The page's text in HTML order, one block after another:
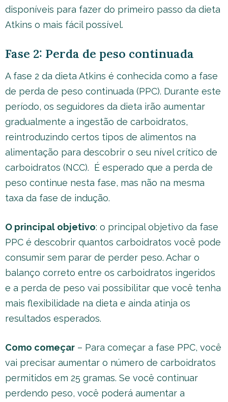
disponíveis para fazer do primeiro passo da dieta
Atkins o mais fácil possível.
Fase 2: Perda de peso continuada
A fase 2 da dieta Atkins é conhecida como a fase
de perda de peso continuada (PPC). Durante este
período, os seguidores da dieta irão aumentar
gradualmente a ingestão de carboidratos,
reintroduzindo certos tipos de alimentos na
alimentação para descobrir o seu nível crítico de
carboidratos (NCC). É esperado que a perda de
peso continue nesta fase, mas não na mesma
taxa da fase de indução.
O principal objetivo: o principal objetivo da fase
PPC é descobrir quantos carboidratos você pode
consumir sem parar de perder peso. Achar o
balanço correto entre os carboidratos ingeridos
e a perda de peso vai possibilitar que você tenha
mais flexibilidade na dieta e ainda atinja os
resultados esperados.
Como começar – Para começar a fase PPC, você
vai precisar aumentar o número de carboidratos
permitidos em 25 gramas. Se você continuar
perdendo peso, você poderá aumentar a